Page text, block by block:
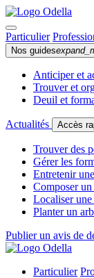
Particulier
Nos guides
Anticiper et
Trouver et
Deuil et
Actualités Accès
Trouver des
Gérer les
Entretenir
Composer
Localiser une
Planter un
Publier un avis de
Particulier